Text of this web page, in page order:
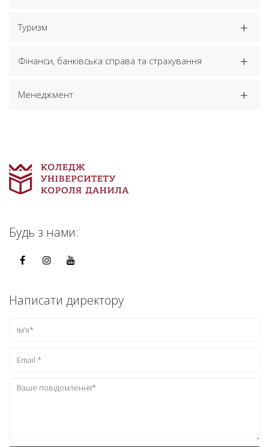
Туризм
Фінанси, банківська справа та страхування
Менеджмент
Будь з нами:
Написати директору